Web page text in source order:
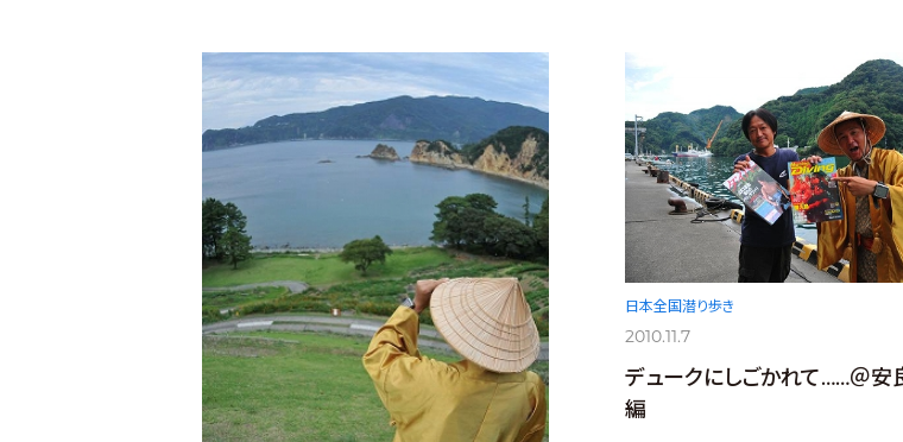
日本全国潜り歩き
2010.11.7
デュークにしごかれて……＠安
編